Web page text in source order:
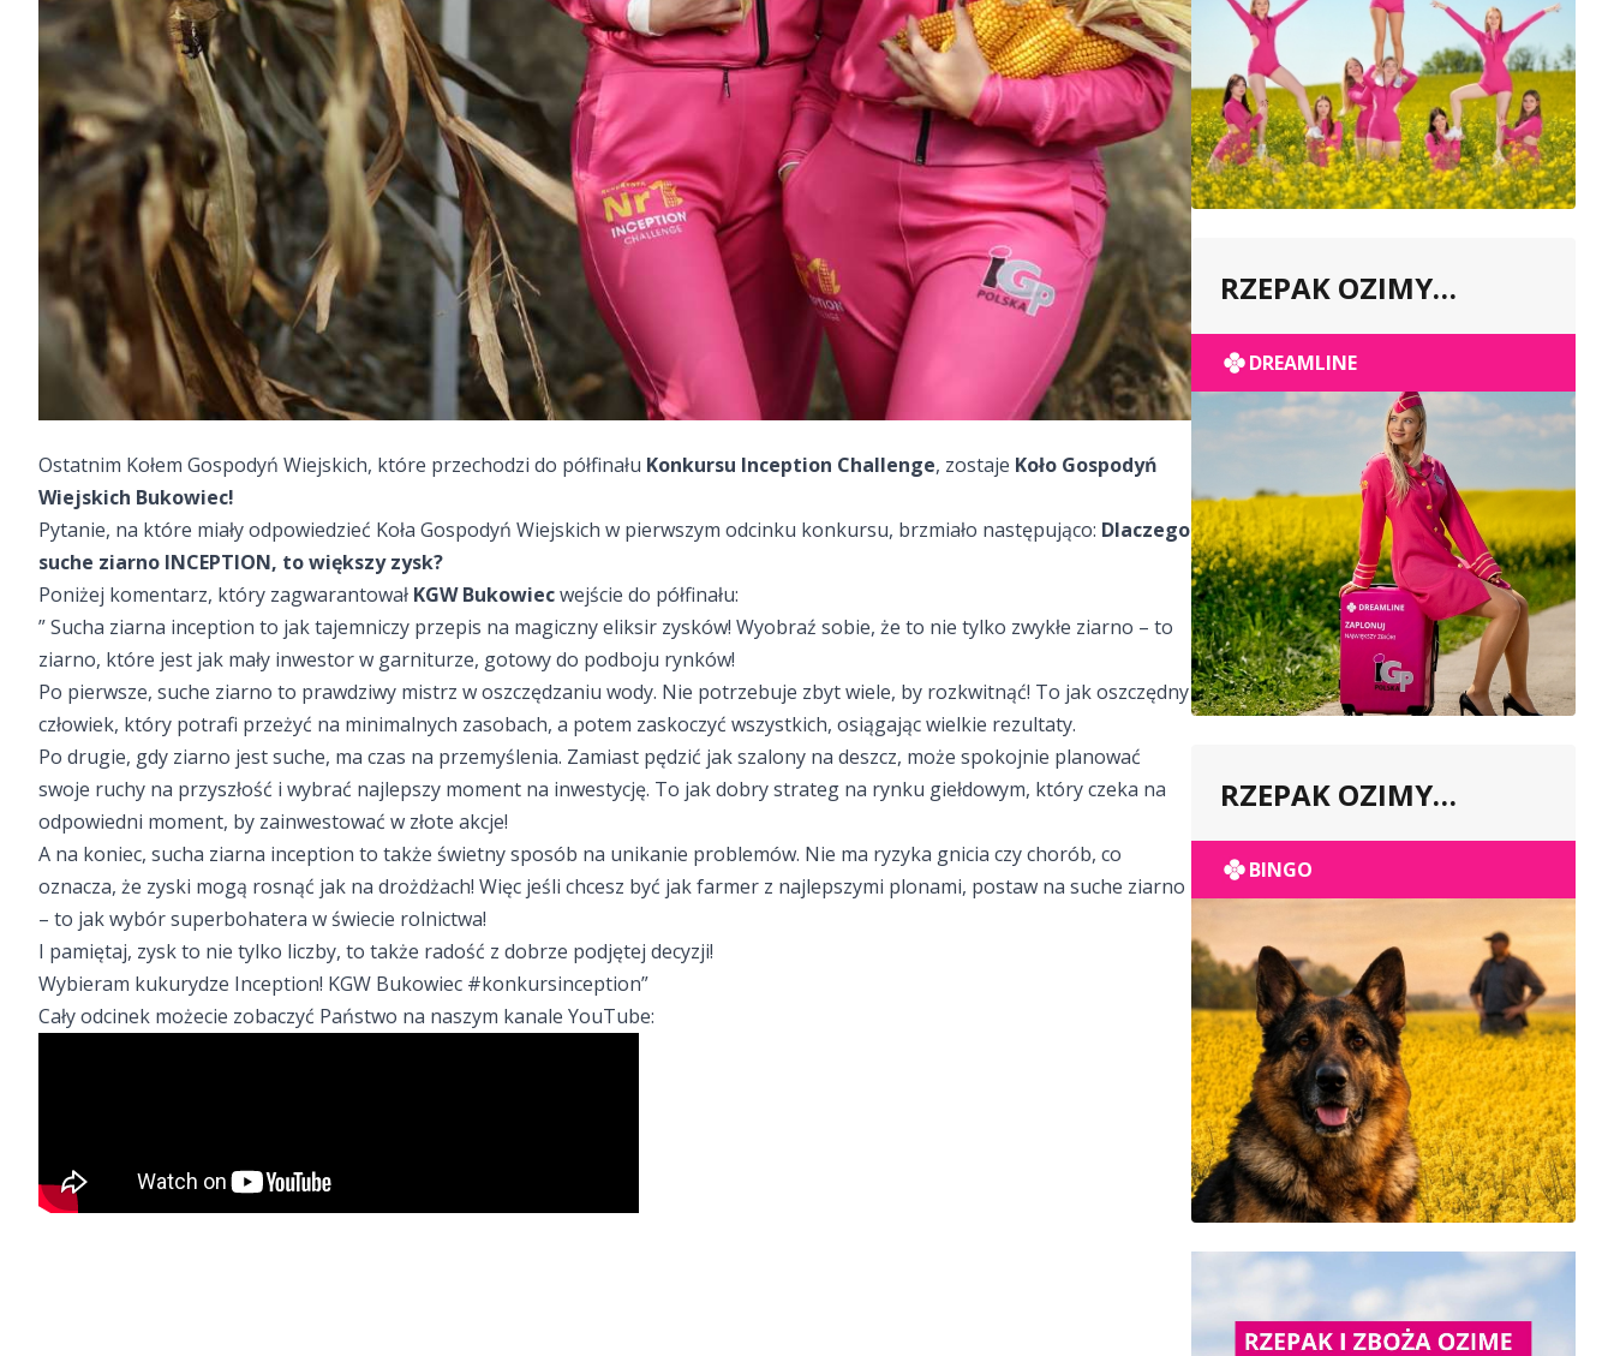
Ostatnim Kołem Gospodyń Wiejskich, które przechodzi do półfinału Konkursu Inception Challenge, zostaje Koło Gospodyń
Wiejskich Bukowiec!
Pytanie, na które miały odpowiedzieć Koła Gospodyń Wiejskich w pierwszym odcinku konkursu, brzmiało następująco: Dlaczego
suche ziarno INCEPTION, to większy zysk?
Poniżej komentarz, który zagwarantował KGWBukowiecwejście do półfinału:
” Sucha ziarna inception to jak tajemniczy przepis na magiczny eliksir zysków! Wyobraź sobie, że to nie tylko zwykłe ziarno – to
ziarno, które jest jak mały inwestor w garniturze, gotowy do podboju rynków!
Po pierwsze, suche ziarno to prawdziwy mistrz w oszczędzaniu wody. Nie potrzebuje zbyt wiele, by rozkwitnąć! To jak oszczędny
człowiek, który potrafi przeżyć na minimalnych zasobach, a potem zaskoczyć wszystkich, osiągając wielkie rezultaty.
Po drugie, gdy ziarno jest suche, ma czas na przemyślenia. Zamiast pędzić jak szalony na deszcz, może spokojnie planować
swoje ruchy na przyszłość i wybrać najlepszy moment na inwestycję. To jak dobry strateg na rynku giełdowym, który czeka na
odpowiedni moment, by zainwestować w złote akcje!
A na koniec, sucha ziarna inception to także świetny sposób na unikanie problemów. Nie ma ryzyka gnicia czy chorób, co
oznacza, że zyski mogą rosnąć jak na drożdżach! Więc jeśli chcesz być jak farmer z najlepszymi plonami, postaw na suche ziarno
– to jak wybór superbohatera w świecie rolnictwa!
I pamiętaj, zysk to nie tylko liczby, to także radość z dobrze podjętej decyzji!
Wybieram kukurydze Inception! KGW Bukowiec #konkursinception”
Cały odcinek możecie zobaczyć Państwo na naszym kanale YouTube:
RZEPAK OZIMY
POPULACYJNY
DREAMLINE
RZEPAK OZIMY
POPULACYJNY
BINGO